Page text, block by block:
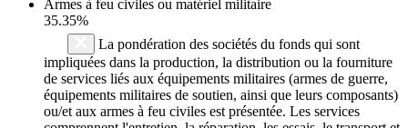
Armes à feu civiles ou matériel militaire
35.35%
La pondération des sociétés du fonds qui sont
impliquées dans la production, la distribution ou la fourniture
de services liés aux équipements militaires (armes de guerre,
équipements militaires de soutien, ainsi que leurs composants)
ou/et aux armes à feu civiles est présentée. Les services